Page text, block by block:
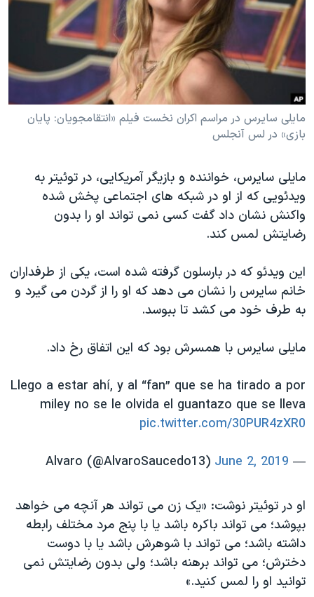
فرهنگ و زندگی
حقوق شهروندی
اقتصادی
علم و فناوری
اسرائیل در جنگ
گالری عکس
مستندها
انتخابات ریاست جمهوری آمریکا ۲۰۲۴
حمله جمهوری اسلامی به اسرائیل
ورزش زنان در ایران
اعتراضات زن، زندگی، آزادی
تریبونال مردمی آبان ۹۸
دادگاه حمید نوری
چهل سال گروگان‌گیری
قانون شفافیت دارائی کادر رهبری ایران
اعتراضات مردمی آبان ۹۸
اسرائیل در جنگ
نرگس محمدی برنده جایزه نوبل صلح
صفحه‌های ویژه
سفر پرزیدنت ترامپ به چین
دنبال کنید
زبانهای مختلف
مایلی سایرس در مراسم اکران نخست فیلم «انتقامجویان: پایان
بازی» در لس آنجلس
مایلی سایرس، خواننده و بازیگر آمریکایی، در توئیتر به
ویدئویی که از او در شبکه های اجتماعی پخش شده
واکنش نشان داد گفت کسی نمی تواند او را بدون
رضایتش لمس کند.
این ویدئو که در بارسلون گرفته شده است، یکی از طرفداران
خانم سایرس را نشان می دهد که او را از گردن می گیرد و
به طرف خود می کشد تا ببوسد.
مایلی سایرس با همسرش بود که این اتفاق رخ داد.
Llego a estar ahí, y al “fan” que se ha tirado a por
miley no se le olvida el guantazo que se lleva
pic.twitter.com/30PUR4zXR0
— Alvaro (@AlvaroSaucedo13)
June 2, 2019
او در توئیتر نوشت: «یک زن می تواند هر آنچه می خواهد
بپوشد؛ می تواند باکره باشد یا با پنج مرد مختلف رابطه
داشته باشد؛ می تواند با شوهرش باشد یا با دوست
دخترش؛ می تواند برهنه باشد؛ ولی بدون رضایتش نمی
توانید او را لمس کنید.»